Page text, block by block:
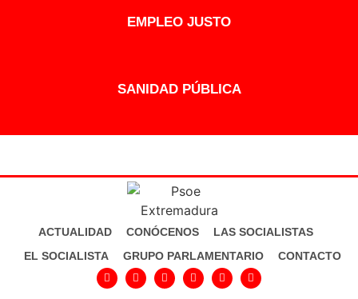
EMPLEO JUSTO
SANIDAD PÚBLICA
ACTUALIDAD CONÓCENOS
LAS SOCIALISTAS
EL SOCIALISTA
GRUPO PARLAMENTARIO CONTACTO